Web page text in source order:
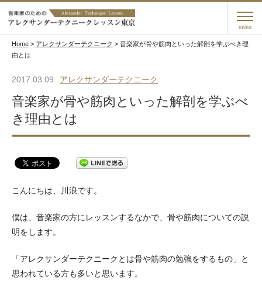
menu
Home > アレクサンダーテクニーク > 音楽家が骨や筋肉といった解剖を学ぶべき理
由とは
2017.03.09 アレクサンダーテクニーク
音楽家が骨や筋肉といった解剖を学ぶべ
き理由とは
こんにちは、川浪です。
僕は、音楽家の方にレッスンするなかで、骨や筋肉についての説
明をします。
「アレクサンダーテクニークとは骨や筋肉の勉強をするもの」と
思われている方も多いと思います。